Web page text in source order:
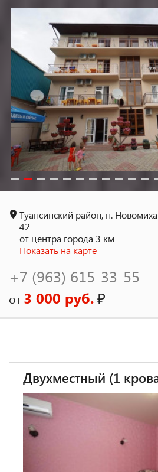
Туапсинский район, п.
42
от центра города 3 км
Показать на карте
+7 (963) 615-33-55
от 3 000 руб.₽
Двухместный (1